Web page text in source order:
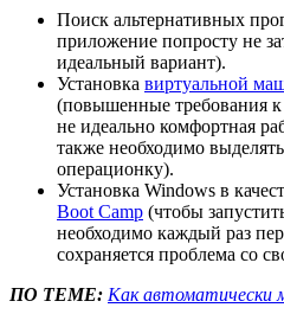
Поиск альтернативных
приложение попросту не
идеальный вариант).
Установка виртуальной
(повышенные требования к
не идеально комфортная
также необходимо
операционку).
Установка Windows в
Boot Camp (чтобы
необходимо каждый раз
сохраняется проблема со
ПО ТЕМЕ: Как автоматически